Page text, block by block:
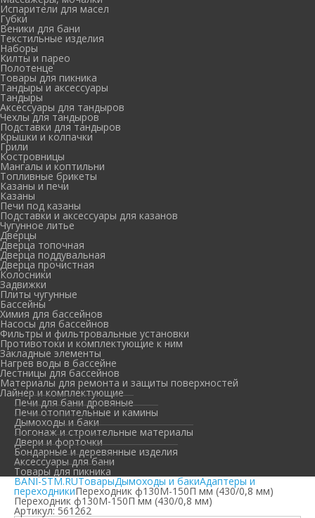
Испарители для масел
Губки
Веники для бани
Текстильные изделия
Наборы
Килты и парео
Полотенце
Товары для пикника
Тандыры и аксессуары
Тандыры
Аксессуары для тандыров
Чехлы для тандыров
Подставки для тандыров
Крышки и колпачки
Грили
Костровницы
Мангалы и коптильни
Топливные брикеты
Казаны и печи
Казаны
Печи под казаны
Подставки и аксессуары для казанов
Чугунное литье
Дверцы
Дверца топочная
Дверца поддувальная
Дверца прочистная
Колосники
Задвижки
Плиты чугунные
Бассейны
Химия для бассейнов
Насосы для бассейнов
Фильтры и фильтровальные установки
Противотоки и комплектующие к ним
Закладные элементы
Нагрев воды в бассейне
Лестницы для бассейнов
Материалы для ремонта и защиты поверхностей
Лайнер и комплектующие
Печи для бани дровяные
Печи отопительные и камины
Дымоходы и баки
Погонаж и строительные материалы
Двери и форточки
Бондарные и деревянные изделия
Аксессуары для бани
Товары для пикника
BANI-STM.RUТоварыДымоходы и бакиАдаптеры и
переходникиПереходник ф130М-150П мм (430/0,8 мм)
Переходник ф130М-150П мм (430/0,8 мм)
Артикул: 561262